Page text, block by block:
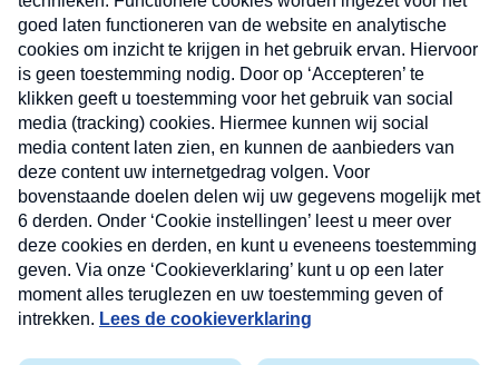
Verzend
Nieuwsbrief
Neem hier een gratis abonnement op onze
nieuwsbrief. Elke vrijdag- en dinsdagochtend in uw